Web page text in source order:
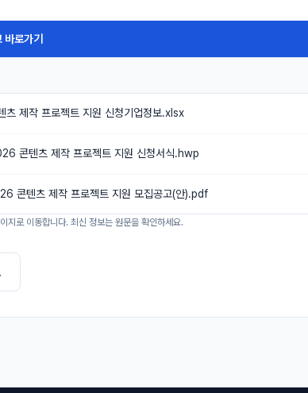
바로가기
제작 프로젝트 지원 신청기업정보.xlsx
콘텐츠 제작 프로젝트 지원 신청서식.hwp
콘텐츠 제작 프로젝트 지원 모집공고(안).pdf
지로 이동합니다. 최신 정보는 원문을 확인하세요.